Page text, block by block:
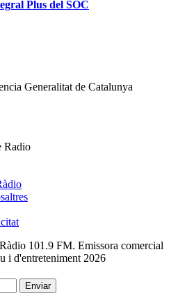
Plus del SOC
101.9 FM. Emissora comercial
i d'entreteniment 2026
Enviar